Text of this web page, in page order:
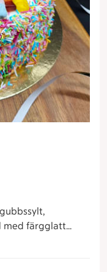
med färgglatt